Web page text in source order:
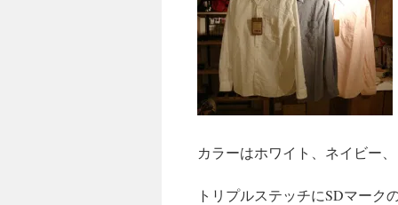
カラーはホワイト、ネイビー
トリプルステッチにSDマーク